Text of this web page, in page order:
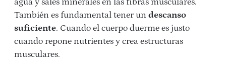
agua y sales minerales en las fibras musculares.
También es fundamental tener un descanso
suficiente. Cuando el cuerpo duerme es justo
cuando repone nutrientes y crea estructuras
musculares.